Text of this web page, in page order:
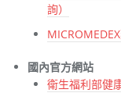
詢）
國內官方網站
衛生福利部健